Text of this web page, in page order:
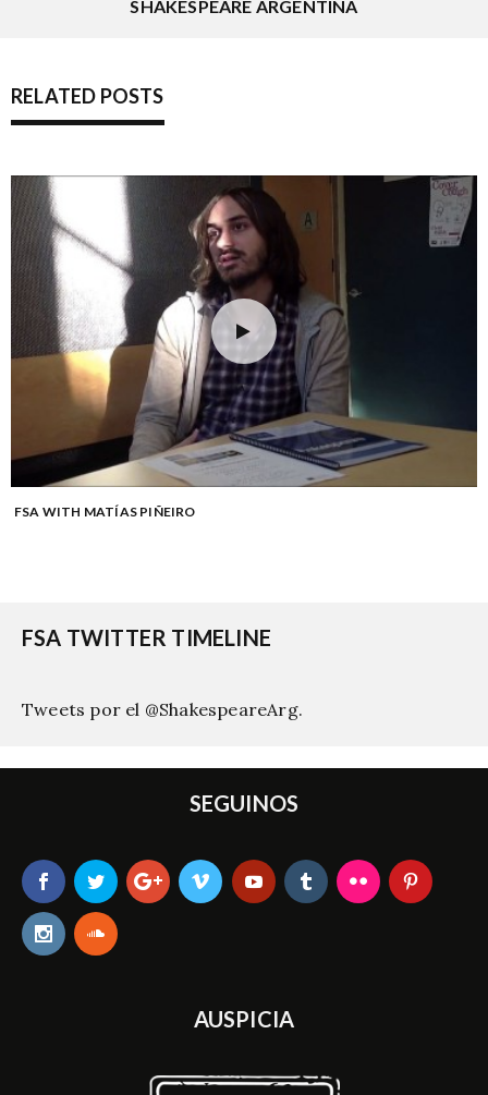
SHAKESPEARE ARGENTINA
RELATED POSTS
FSA WITH MATÍAS PIÑEIRO
FSA TWITTER TIMELINE
Tweets por el @ShakespeareArg.
SEGUINOS
AUSPICIA